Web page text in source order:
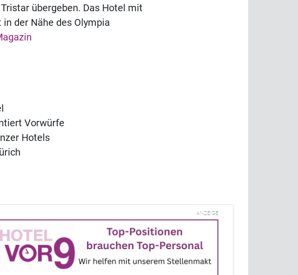
übergeben. Das Hotel mit
der Nähe des Olympia
Vorwürfe
Hotels
ANZEIGE